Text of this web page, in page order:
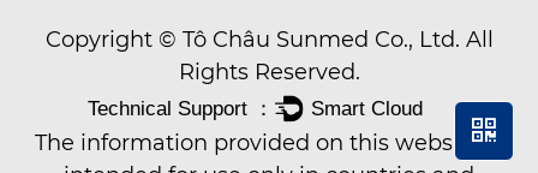
Copyright © Tô Châu Sunmed Co., Ltd. All
Rights Reserved.
The information provided on this website is